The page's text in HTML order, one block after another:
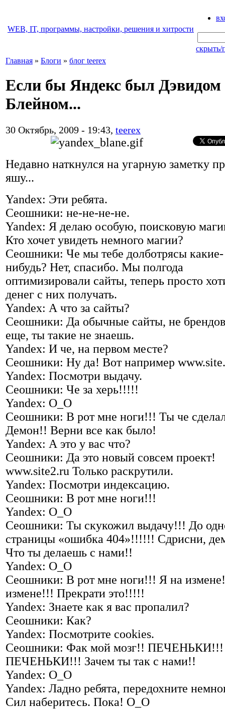
WEB, IT, программы, настройки, решения и хитрости
скрыть/
Главная » Блоги » блог teerex
Если бы Яндекс был Дэвидом
Блейном...
30 Октябрь, 2009 - 19:43, teerex
Недавно наткнулся на угарную заметку
яшу...
Yandex: Эти ребята.
Сеошники: не-не-не-не.
Yandex: Я делаю особую, поисковую
Кто хочет увидеть немного магии?
Сеошники: Че мы тебе долботрясы какие-
нибудь? Нет, спасибо. Мы полгода
оптимизировали сайты, теперь просто
денег с них получать.
Yandex: А что за сайты?
Сеошники: Да обычные сайты, не
еще, ты такие не знаешь.
Yandex: И че, на первом месте?
Сеошники: Ну да! Вот например
Yandex: Посмотри выдачу.
Сеошники: Че за херь!!!!!
Yandex: О_О
Сеошники: В рот мне ноги!!! Ты че
Демон!! Верни все как было!
Yandex: А это у вас что?
Сеошники: Да это новый совсем проект!
www.site2.ru Только раскрутили.
Yandex: Посмотри индексацию.
Сеошники: В рот мне ноги!!!
Yandex: О_О
Сеошники: Ты скукожил выдачу!!! До
страницы «ошибка 404»!!!!!! Сдрисни,
Что ты делаешь с нами!!
Yandex: О_О
Сеошники: В рот мне ноги!!! Я на
измене!!! Прекрати это!!!!!
Yandex: Знаете как я вас пропалил?
Сеошники: Как?
Yandex: Посмотрите cookies.
Сеошники: Фак мой мозг!! ПЕЧЕНЬКИ!!!
ПЕЧЕНЬКИ!!! Зачем ты так с нами!!
Yandex: О_О
Yandex: Ладно ребята, передохните
Сил наберитесь. Пока! О_О